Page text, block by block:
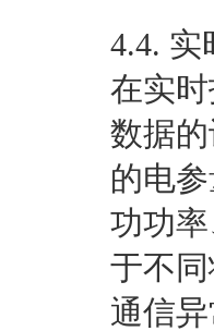
4.4. 实
在实
数据
的电
功功
于不
通信